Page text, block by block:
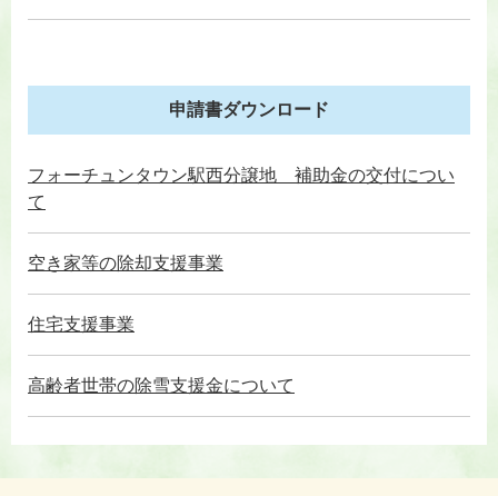
申請書ダウンロード
フォーチュンタウン駅西分譲地 補助金の交付につい
て
空き家等の除却支援事業
住宅支援事業
高齢者世帯の除雪支援金について